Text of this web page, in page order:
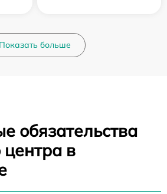
Показать больше
обязательства
центра в